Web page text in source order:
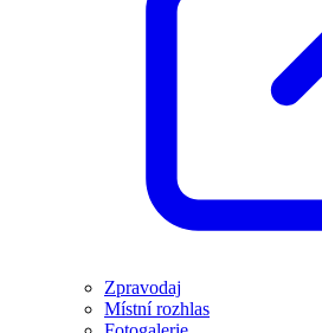
Zpravodaj
Místní rozhlas